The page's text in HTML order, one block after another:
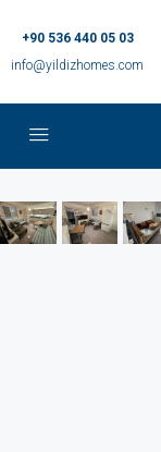
+90 536 440 05 03
info@yildizhomes.com